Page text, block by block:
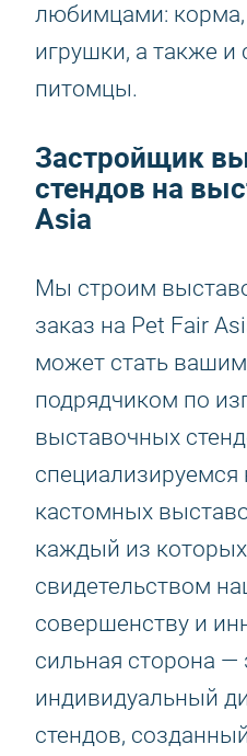
любимцами:
игрушки, а также
питомцы.
Застройщик
стендов на
Asia
Мы строим
заказ на Pet Fair
может стать
подрядчиком по
выставочных
специализируемся
кастомных
каждый из которых
свидетельством
совершенству и
сильная сторона —
индивидуальный
стендов,